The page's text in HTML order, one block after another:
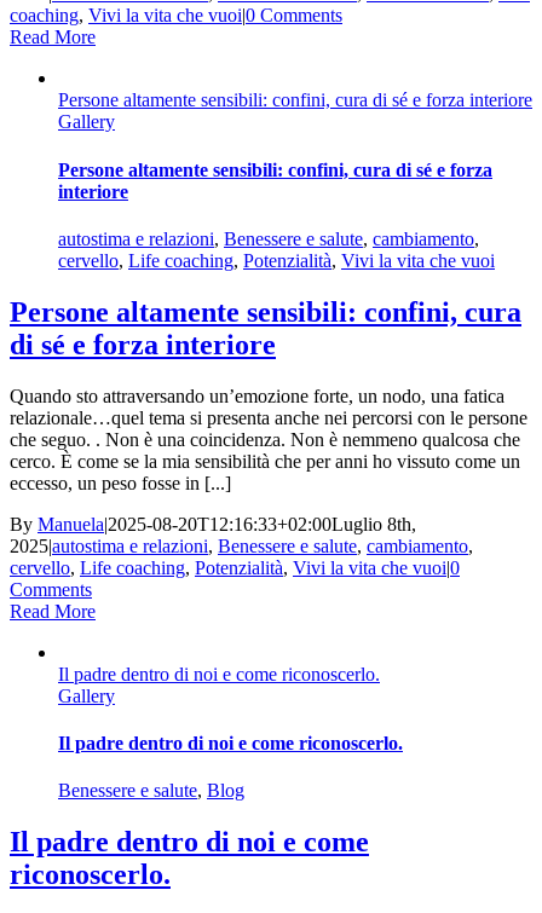
coaching, Vivi la vita che vuoi|0 Comments
Read More
Persone altamente sensibili: confini, cura di sé e forza interiore
Gallery
Persone altamente sensibili: confini, cura di sé e forza
interiore
autostima e relazioni, Benessere e salute, cambiamento,
cervello, Life coaching, Potenzialità, Vivi la vita che vuoi
Persone altamente sensibili: confini, cura
di sé e forza interiore
Quando sto attraversando un’emozione forte, un nodo, una fatica
relazionale…quel tema si presenta anche nei percorsi con le persone
che seguo. . Non è una coincidenza. Non è nemmeno qualcosa che
cerco. È come se la mia sensibilità che per anni ho vissuto come un
eccesso, un peso fosse in [...]
By Manuela|2025-08-20T12:16:33+02:00Luglio 8th,
2025|autostima e relazioni, Benessere e salute, cambiamento,
cervello, Life coaching, Potenzialità, Vivi la vita che vuoi|0
Comments
Read More
Il padre dentro di noi e come riconoscerlo.
Gallery
Il padre dentro di noi e come riconoscerlo.
Benessere e salute, Blog
Il padre dentro di noi e come
riconoscerlo.